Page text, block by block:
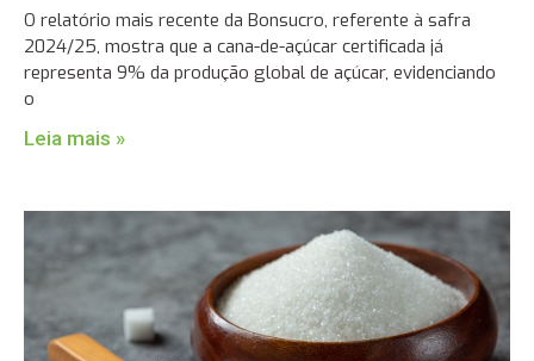
O relatório mais recente da Bonsucro, referente à safra
2024/25, mostra que a cana-de-açúcar certificada já
representa 9% da produção global de açúcar, evidenciando
o
Leia mais »